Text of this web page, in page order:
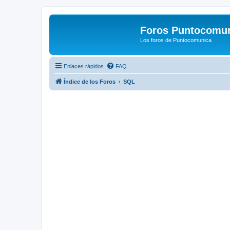
Foros
Los foros de Puntocomunica
Enlaces rápidos FAQ
Índice de los Foros SQL